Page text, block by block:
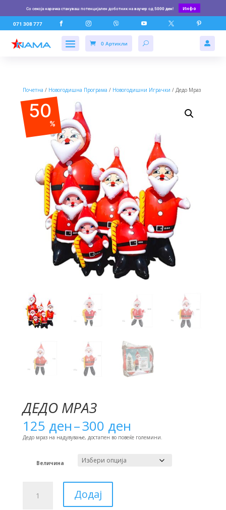
Со секоја нарачка стануваш потенцијален доботник на ваучер од 5000 ден! Инфо
071 308 777      
0 Артикли 
Почетна / Новогодишна Програма / Новогодишни Играчки / Дедо Мраз
50
%
ДЕДО МРАЗ
125 ден–300 денrange:
125 ден
300 ден
Дедо мраз на надувување, достапен во повеќе големини.
Величина
Додај